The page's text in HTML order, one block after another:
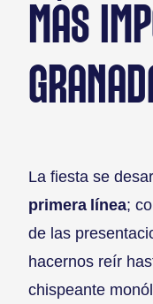
MÁS
La fiesta se
primera línea;
de las
hacernos reír
chispeante